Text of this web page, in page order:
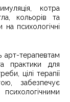
котра
кольорів та
психологічні
арт-терапевтам
практики для
цілі терапії
забезпечує